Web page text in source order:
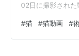
02日に撮影された
2025.12.02 今回
#猫 #猫動画 #